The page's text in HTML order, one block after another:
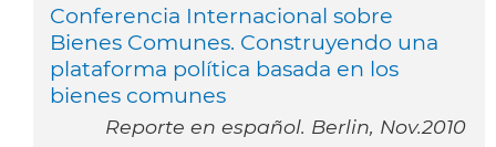
Conferencia Internacional sobre
Bienes Comunes. Construyendo una
plataforma política basada en los
bienes comunes
Reporte en español. Berlin, Nov.2010